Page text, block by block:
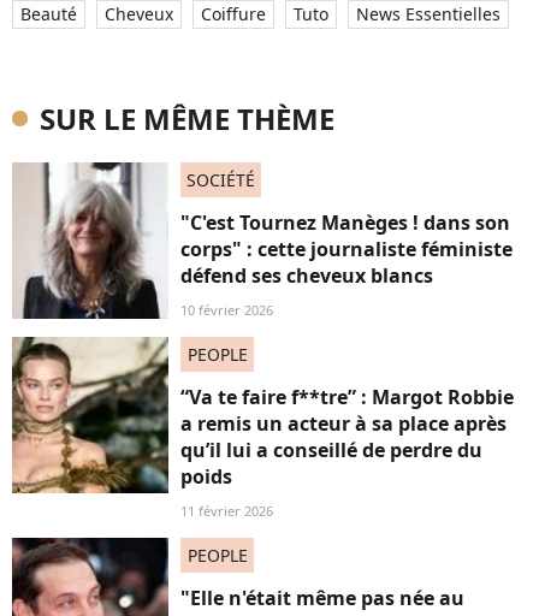
Beauté Cheveux Coiffure Tuto News Essentielles
SUR LE MÊME THÈME
SOCIÉTÉ
"C'est Tournez Manèges ! dans son
corps" : cette journaliste féministe
défend ses cheveux blancs
10 février 2026
PEOPLE
“Va te faire f**tre” : Margot Robbie
a remis un acteur à sa place après
qu’il lui a conseillé de perdre du
poids
11 février 2026
PEOPLE
"Elle n'était même pas née au